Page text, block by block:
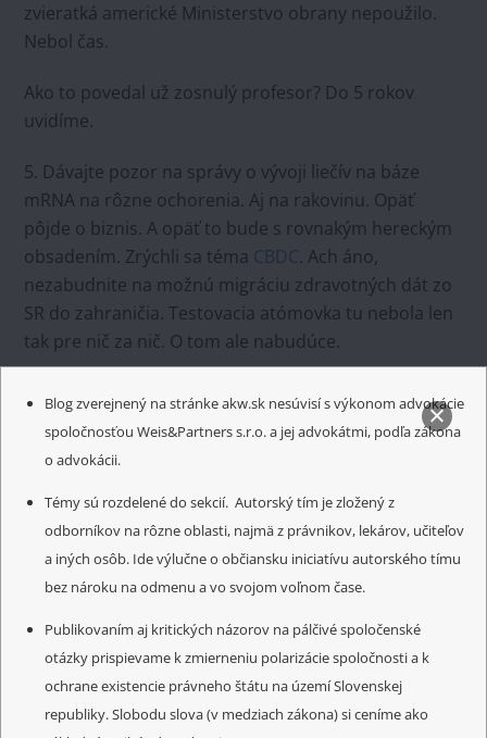
Blog zverejnený na stránke akw.sk nesúvisí s výkonom advokácie
spoločnosťou Weis&Partners s.r.o. a jej advokátmi, podľa zákona
o advokácii.
Témy sú rozdelené do sekcií. Autorský tím je zložený z
odborníkov na rôzne oblasti, najmä z právnikov, lekárov, učiteľov
a iných osôb. Ide výlučne o občiansku iniciatívu autorského tímu
bez nároku na odmenu a vo svojom voľnom čase.
Publikovaním aj kritických názorov na pálčivé spoločenské
otázky prispievame k zmierneniu polarizácie spoločnosti a k
ochrane existencie právneho štátu na území Slovenskej
republiky. Slobodu slova (v medziach zákona) si ceníme ako
zvieratká americké Ministerstvo obrany nepoužilo.
Nebol čas.
Ako to povedal už zosnulý profesor? Do 5 rokov
uvidíme.
5. Dávajte pozor na správy o vývoji liečív na báze
mRNA na rôzne ochorenia. Aj na rakovinu. Opäť
pôjde o biznis. A opäť to bude s rovnakým hereckým
obsadením. Zrýchli sa téma CBDC. Ach áno,
nezabudnite na možnú migráciu zdravotných dát zo
SR do zahraničia. Testovacia atómovka tu nebola len
tak pre nič za nič. O tom ale nabudúce.
6. A ešte maličkosť. Ide však o najdôležitejšiu správu.
Saudská Arábia sa zbližuje s Iránom. Tento vzťah
sprostredkúva Čína. Možno sa to na prvý pohľad
nedostáva ho do Ruska. Číňania ukazujú SŠA, že sú
pripravení na otvorenú konfrontáciu. A signalizujú, že
úloha amerického policajta vo svete skončila.
Signature. Ešte to však stále nevyzerá na
všeobecnejšiu paniku. Skôr sa na pozadí využíva pád
SVB na poškodenie kryptotrhov.